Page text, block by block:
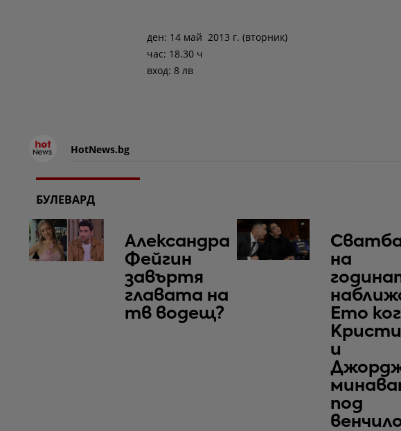
ден: 14 май 2013 г. (вторник)
час: 18.30 ч
вход: 8 лв
HotNews.bg
БУЛЕВАРД
Александра
Фейгин
завъртя
главата на
тв водещ?
на
Ето
и
под